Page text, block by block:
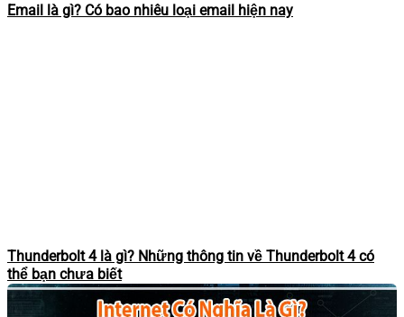
Email là gì? Có bao nhiêu loại email hiện nay
Thunderbolt 4 là gì? Những thông tin về Thunderbolt 4 có
thể bạn chưa biết